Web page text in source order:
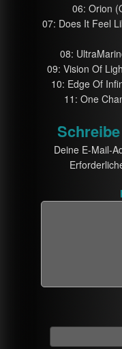
06: Orion
07: Does It Feel
08:
09: Vision Of
10: Edge Of
11: One
Deine E-Mail-